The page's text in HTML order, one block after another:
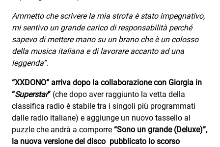
Ammetto che scrivere la mia strofa è stato impegnativo,
mi sentivo un grande carico di responsabilità perché
sapevo di mettere mano su un brano che è un colosso
della musica italiana e di lavorare accanto ad una
leggenda”.
“XXDONO” arriva dopo la collaborazione con Giorgia in
“Superstar” (che dopo aver raggiunto la vetta della
classifica radio è stabile tra i singoli più programmati
dalle radio italiane) e aggiunge un nuovo tassello al
puzzle che andrà a comporre “Sono un grande (Deluxe)”,
la nuova versione del disco pubblicato lo scorso